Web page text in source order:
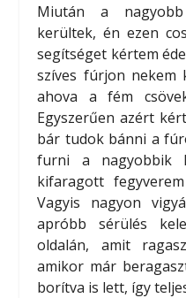
Miután a
kerültek, én ezen
segítséget kértem
szíves fúrjon nekem
ahova a fém
Egyszerűen azért
bár tudok bánni a
furni a nagyobbik
kifaragott
Vagyis nagyon
apróbb sérülés
oldalán, amit
amikor már
borítva is lett, így